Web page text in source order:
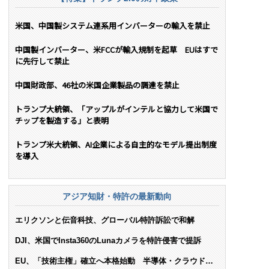
米国、中国製システム連系用インバーターの輸入を禁止
中国製インバーター、米FCCが輸入規制を起草 EUはすで
に先行して禁止
中国財政部、46社の米国企業製品の調達を禁止
トランプ大統領、「アップルがインテルと協力して米国で
チップを製造する」と表明
トランプ米大統領、AI企業による自主的なモデル提出制度
を導入
アジア知財・特許の最新動向
エリクソンと伝音科技、グローバル特許訴訟で和解
DJI、米国でInsta360のLunaカメラを特許侵害で提訴
EU、「技術主権」確立へ本格始動 半導体・クラウド・